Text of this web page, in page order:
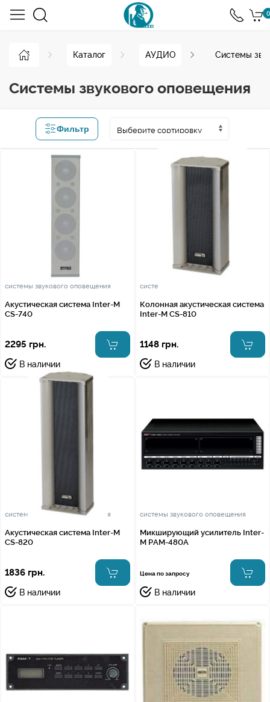
0
Каталог АУДИО Системы
Системы звукового оповещения
Фильтр
системы звукового оповещения
Акустическая система Inter-M
CS-740
2295 грн.
В наличии
системы звукового оповещения
Колонная акустическая система
Inter-M CS-810
1148 грн.
В наличии
системы звукового оповещения
Акустическая система Inter-M
CS-820
1836 грн.
В наличии
системы звукового оповещения
Микширующий усилитель Inter-
M PAM-480A
Цена по запросу
В наличии